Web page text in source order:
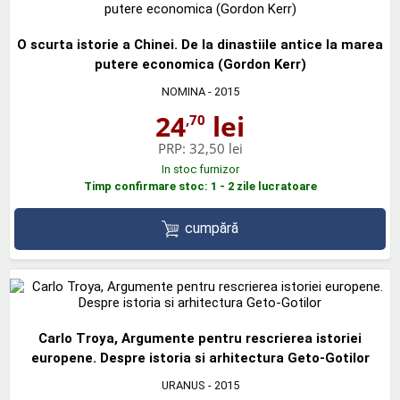
O scurta istorie a Chinei. De la dinastiile antice la marea
putere economica (Gordon Kerr)
NOMINA- 2015
24,70 lei
PRP: 32,50 lei
In stoc furnizor
Timp confirmare stoc: 1 - 2 zile lucratoare
cumpără
Carlo Troya, Argumente pentru rescrierea istoriei
europene. Despre istoria si arhitectura Geto-Gotilor
URANUS - 2015